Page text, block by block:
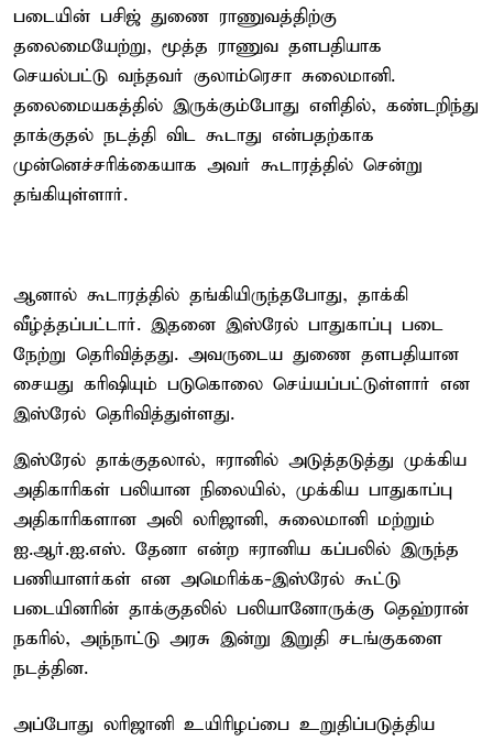
படையின் பசிஜ் துணை ராணுவத்திற்கு
தலைமையேற்று, மூத்த ராணுவ தளபதியாக
செயல்பட்டு வந்தவர் குலாம்ரெசா சுலைமானி.
தலைமையகத்தில் இருக்கும்போது எளிதில், கண்டறிந்து
தாக்குதல் நடத்தி விட கூடாது என்பதற்காக
முன்னெச்சரிக்கையாக அவர் கூடாரத்தில் சென்று
தங்கியுள்ளார்.
ஆனால் கூடாரத்தில் தங்கியிருந்தபோது, தாக்கி
வீழ்த்தப்பட்டார். இதனை இஸ்ரேல் பாதுகாப்பு படை
நேற்று தெரிவித்தது. அவருடைய துணை தளபதியான
சையது கரிஷியும் படுகொலை செய்யப்பட்டுள்ளார் என
இஸ்ரேல் தெரிவித்துள்ளது.
இஸ்ரேல் தாக்குதலால், ஈரானில் அடுத்தடுத்து முக்கிய
அதிகாரிகள் பலியான நிலையில், முக்கிய பாதுகாப்பு
அதிகாரிகளான அலி லரிஜானி, சுலைமானி மற்றும்
ஐ.ஆர்.ஐ.எஸ். தேனா என்ற ஈரானிய கப்பலில் இருந்த
பணியாளர்கள் என அமெரிக்க-இஸ்ரேல் கூட்டு
படையினரின் தாக்குதலில் பலியானோருக்கு தெஹ்ரான்
நகரில், அந்நாட்டு அரசு இன்று இறுதி சடங்குகளை
நடத்தின.
அப்போது லரிஜானி உயிரிழப்பை உறுதிப்படுத்திய